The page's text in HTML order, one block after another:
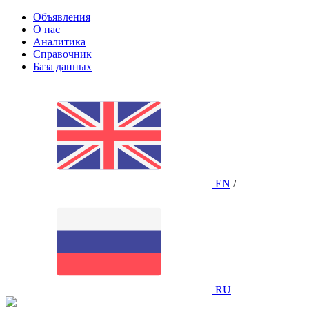
Объявления
О нас
Аналитика
Справочник
База данных
EN /
RU